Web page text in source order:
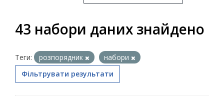
43 набори даних знайдено
Теги: розпорядник
набори
Фільтрувати результати